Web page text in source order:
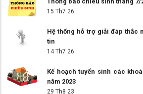
15 Th7 26
Hệ thống hỗ trợ giải đáp thắc
tin
14 Th7 26
Kế hoạch tuyển sinh các
năm 2023
29 Th8 23